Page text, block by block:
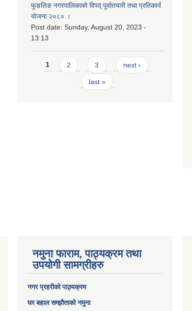
फुङलिङ नगरपालिकाको विपद् पूर्वातयारी तथा प्रतिकार्य
योजना २०८० ।
Post date: Sunday, August 20, 2023 -
13:13
Pages
1 2 3 next ›
last »
नमुना फाराम, पाठ्यक्रम तथा
उपयोगी सामग्रीहरु
नगर प्रहरीको पाठ्यक्रम
घर बहाल सम्झौताको नमुना